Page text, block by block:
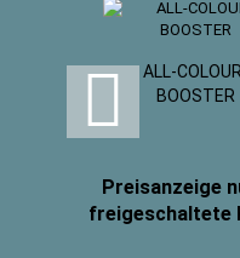
ALL-
BOOSTER
Preisanzeige
freigeschaltete